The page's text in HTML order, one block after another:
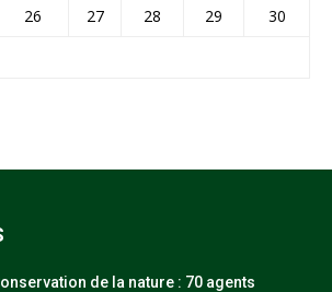
26 27 28 29
30
de la nature : 70 agents